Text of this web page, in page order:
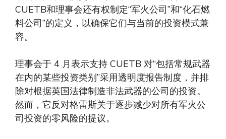
CUETB和理事会还有权制定“军火公司”和“化石燃
料公司”的定义，以确保它们与当前的投资模式兼
容。
理事会于 4 月表示支持 CUETB 对“包括常规武器
在内的某些投资类别”采用透明度报告制度，并排
除对根据英国法律制造非法武器的公司的投资。
然而，它反对格雷斯关于逐步减少对所有军火公
司投资的零风险的提议。